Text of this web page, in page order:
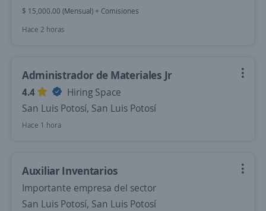
$ 15,000.00 (Mensual) + Comisiones
Hace 2 horas
Administrador de Materiales Jr
4.4
Hiring Space
San Luis Potosí, San Luis Potosí
Hace 1 hora
Auxiliar Inventarios
Importante empresa del sector
San Luis Potosí, San Luis Potosí